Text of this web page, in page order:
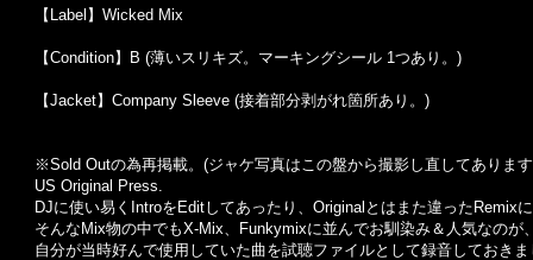
【Label】Wicked Mix
【Condition】B (薄いスリキズ。マーキングシール 1つあり。)
【Jacket】Company Sleeve (接着部分剥がれ箇所あり。)
※Sold Outの為再掲載。 (ジャケ写真はこの盤から撮影し直してありま
US Original Press.
DJに使い易く Introを Editしてあったり、 Original とはまた違った Remix
そんな Mix物の中でもX-Mix、 Funkymixに並んでお馴染み＆人気なのが
自分が当時好んで使用していた曲を試聴ファイルとして録音しておき